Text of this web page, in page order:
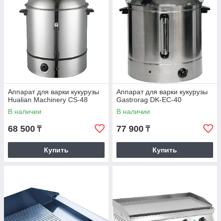
НАШИ ПЛЮСЫ:
Отслеживаем новинки
аппараты, которые появляются на
Аппарат для варки кукурузы
Hualian Machinery CS-48
В наличии
68 500 ₸
Купить
Аппарат для варки кукурузы
Gastrorag DK-EC-40
В наличии
77 900 ₸
Купить